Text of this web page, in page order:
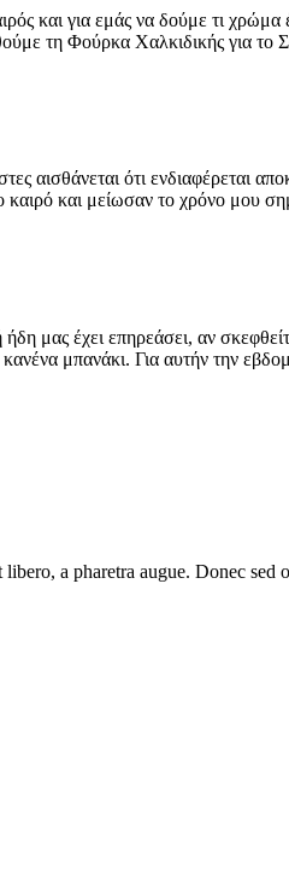
και για εμάς να δούμε τι
τη Φούρκα Χαλκιδικής για το
ότι ενδιαφέρεται
καιρό και μείωσαν το χρόνο μου
ήδη μας έχει επηρεάσει, αν
μπανάκι. Για αυτήν την
a pharetra augue. Donec sed